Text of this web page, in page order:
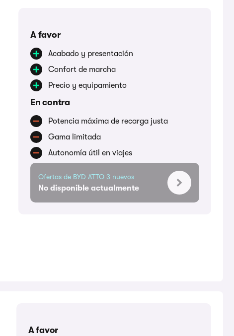
A favor
Acabado y presentación
Confort de marcha
Precio y equipamiento
En contra
Potencia máxima de recarga justa
Gama limitada
Autonomía útil en viajes
Ofertas de BYD ATTO 3 nuevos
No disponible actualmente
A favor